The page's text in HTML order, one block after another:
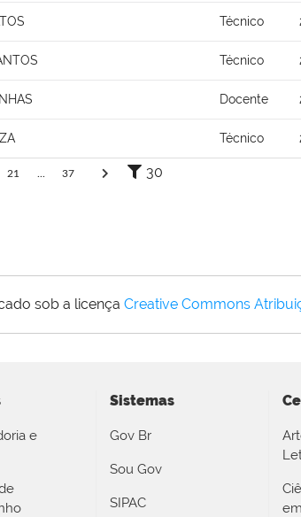
Técnico
Técnico
Docente
Técnico
21 37 30
sob a licença Creative Commons
e
Sistemas
Gov Br
Sou Gov
SIPAC